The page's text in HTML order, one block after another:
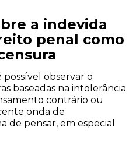
a indevida
penal como
possível observar o
baseadas na intolerância
contrário ou
onda de
de pensar, em especial